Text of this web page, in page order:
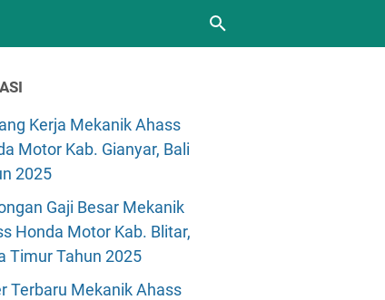
Kerja Mekanik Ahass
Motor Kab. Gianyar, Bali
2025
Gaji Besar Mekanik
Honda Motor Kab. Blitar,
Timur Tahun 2025
Terbaru Mekanik Ahass